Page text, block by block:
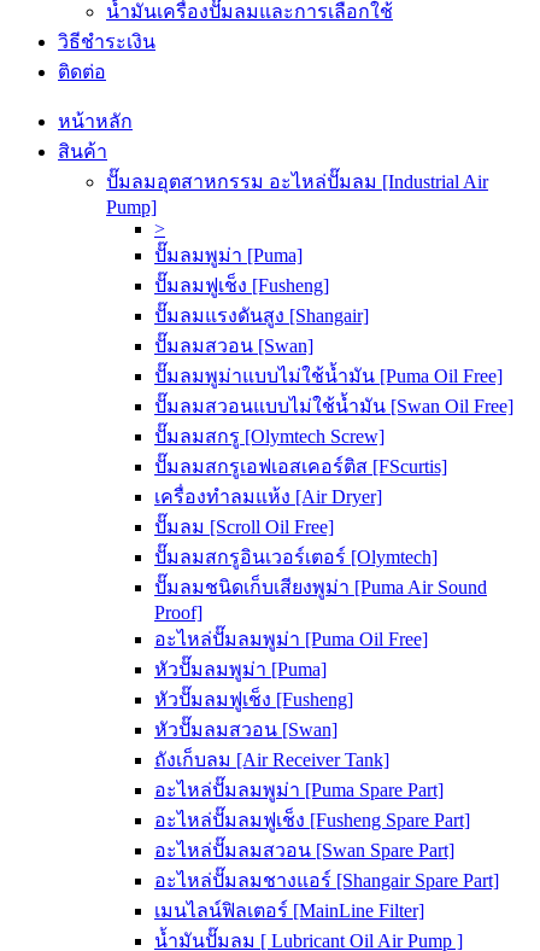
น้ำมันเครื่องปั๊มลมและการเลือกใช้
วิธีชำระเงิน
ติดต่อ
หน้าหลัก
สินค้า
ปั๊มลมอุตสาหกรรม อะไหล่ปั๊มลม [Industrial Air
Pump]
>
ปั๊มลมพูม่า [Puma]
ปั๊มลมฟูเช็ง [Fusheng]
ปั๊มลมแรงดันสูง [Shangair]
ปั๊มลมสวอน [Swan]
ปั๊มลมพูม่าแบบไม่ใช้น้ำมัน [Puma Oil Free]
ปั๊มลมสวอนแบบไม่ใช้น้ำมัน [Swan Oil Free]
ปั๊มลมสกรู [Olymtech Screw]
ปั๊มลมสกรูเอฟเอสเคอร์ติส [FScurtis]
เครื่องทำลมแห้ง [Air Dryer]
ปั๊มลม [Scroll Oil Free]
ปั๊มลมสกรูอินเวอร์เตอร์ [Olymtech]
ปั๊มลมชนิดเก็บเสียงพูม่า [Puma Air Sound
Proof]
อะไหล่ปั๊มลมพูม่า [Puma Oil Free]
หัวปั๊มลมพูม่า [Puma]
หัวปั๊มลมฟูเช็ง [Fusheng]
หัวปั๊มลมสวอน [Swan]
ถังเก็บลม [Air Receiver Tank]
อะไหล่ปั๊มลมพูม่า [Puma Spare Part]
อะไหล่ปั๊มลมฟูเช็ง [Fusheng Spare Part]
อะไหล่ปั๊มลมสวอน [Swan Spare Part]
อะไหล่ปั๊มลมชางแอร์ [Shangair Spare Part]
เมนไลน์ฟิลเตอร์ [MainLine Filter]
น้ำมันปั๊มลม [ Lubricant Oil Air Pump ]